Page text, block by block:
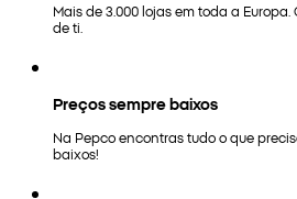
Mais de 3.000 lojas em toda a
de ti.
Preços sempre baixos
Na Pepco encontras tudo o que
baixos!